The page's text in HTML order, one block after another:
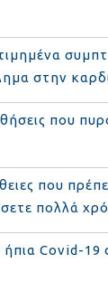
στην
που
που
πολλά
ήπια Covid-19